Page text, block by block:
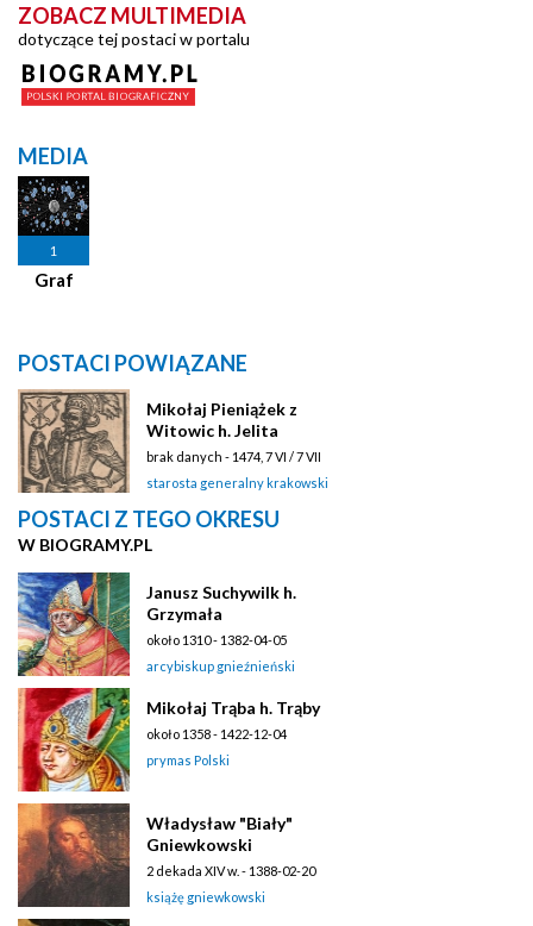
ZOBACZ MULTIMEDIA
dotyczące tej postaci w portalu
MEDIA
1
Graf
POSTACI POWIĄZANE
Mikołaj Pieniążek z
Witowic h. Jelita
brak danych - 1474, 7 VI / 7 VII
starosta generalny krakowski
POSTACI Z TEGO OKRESU
W BIOGRAMY.PL
Janusz Suchywilk h.
Grzymała
około 1310 - 1382-04-05
arcybiskup gnieźnieński
Mikołaj Trąba h. Trąby
około 1358 - 1422-12-04
prymas Polski
Władysław "Biały"
Gniewkowski
2 dekada XIV w. - 1388-02-20
książę gniewkowski